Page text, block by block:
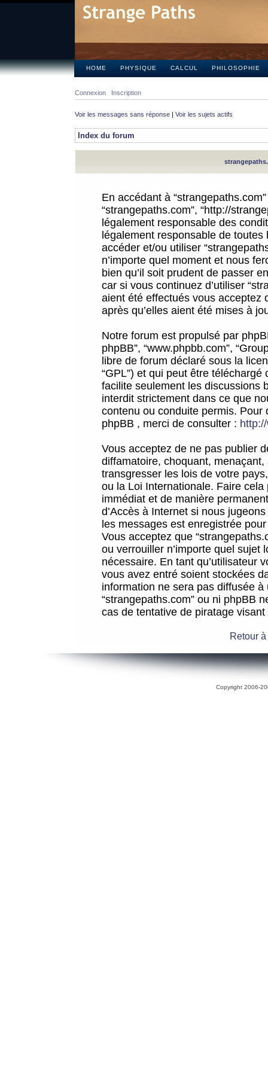
HOME PHYSIQUE CALCUL PHILOSOPHIE
Connexion Inscription
Voir les messages sans réponse | Voir les sujets actifs
Index du forum
En accédant à
“strangepaths.com”, “http://
légalement responsable des
légalement responsable de
accéder et/ou utiliser
n’importe quel moment et nous
bien qu’il soit prudent de passer
car si vous continuez d’utiliser
aient été effectués vous acceptez
après qu’elles aient été mises à
Notre forum est propulsé par
phpBB”, “www.phpbb.com”,
libre de forum déclaré sous la
“GPL”) et qui peut être téléchargé
facilite seulement les discussions
interdit strictement dans ce que
contenu ou conduite permis.
phpBB , merci de consulter :
Vous acceptez de ne pas publier
diffamatoire, choquant,
transgresser les lois de votre
ou la Loi Internationale. Faire
immédiat et de manière
d’Accès à Internet si nous
les messages est enregistrée
Vous acceptez que
ou verrouiller n’importe quel sujet
nécessaire. En tant qu’utilisateur
vous avez entré soient stockées
information ne sera pas diffusée
“strangepaths.com” ou ni phpBB
cas de tentative de piratage
Retour
Copyright 2006-